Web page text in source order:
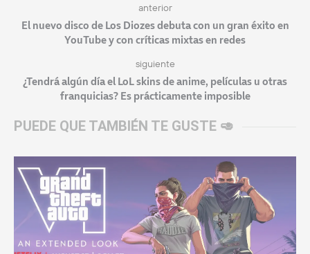
anterior
El nuevo disco de Los Diozes debuta con un gran éxito en
YouTube y con críticas mixtas en redes
siguiente
¿Tendrá algún día el LoL skins de anime, películas u otras
franquicias? Es prácticamente imposible
PUEDE QUE TAMBIÉN TE GUSTE 🥑